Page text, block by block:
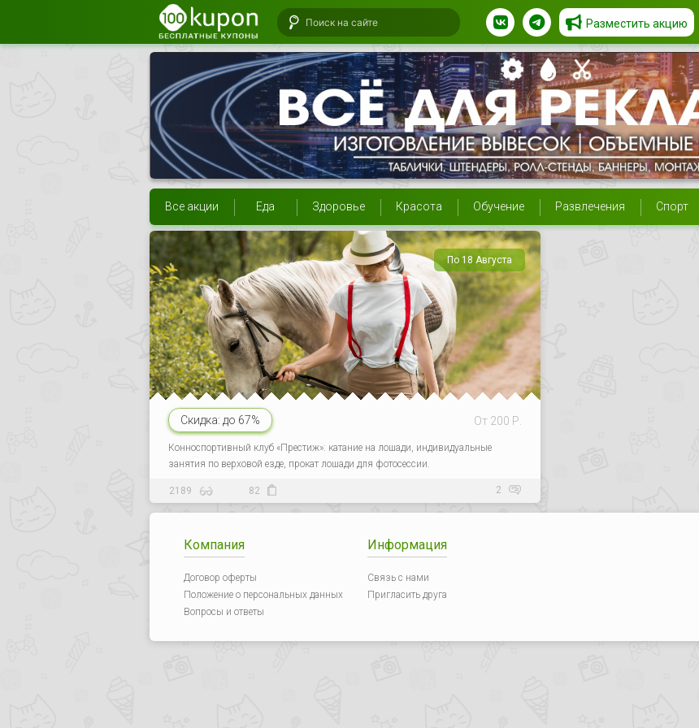
Разместить акцию
Все акции Еда Здоровье Красота Обучение Развлечения Спорт
По 18 Августа
Скидка: до 67% От 200 Р.
Конноспортивный клуб «Престиж»: катание на лошади, индивидуальные
занятия по верховой езде, прокат лошади для фотосессии.
2189 82 2
Компания
Договор оферты
Положение о персональных данных
Вопросы и ответы
Информация
Связь с нами
Пригласить друга